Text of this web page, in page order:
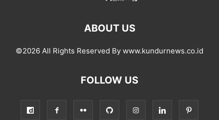
ABOUT US
©2026 All Rights Reserved By www.kundurnews.co.id
FOLLOW US